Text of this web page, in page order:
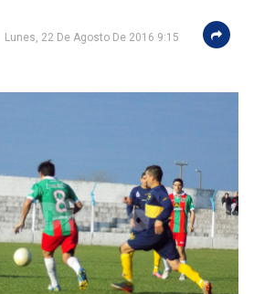
Lunes, 22 De Agosto De 2016 9:15